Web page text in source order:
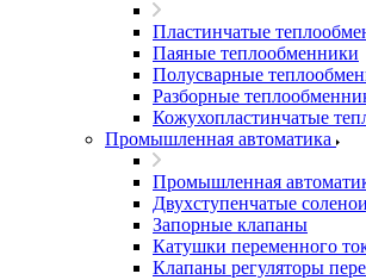
Пластинчатые
Паяные теплообменники
Полусварные
Разборные
Кожухопластинчатые
Промышленная автоматика
Промышленная
Двухступенчатые
Запорные клапаны
Катушки переменного
Клапаны регуляторы